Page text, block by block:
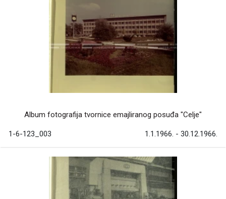
Album fotografija tvornice emajliranog posuđa "Celje"
1-6-123_003 1.1.1966. - 30.12.1966.